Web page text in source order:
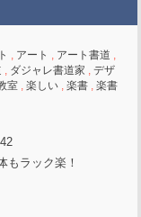
, アート , アート書道 ,
, ダジャレ書道家 ,デザ
室 ,楽しい ,楽書 ,楽書
もラック楽！